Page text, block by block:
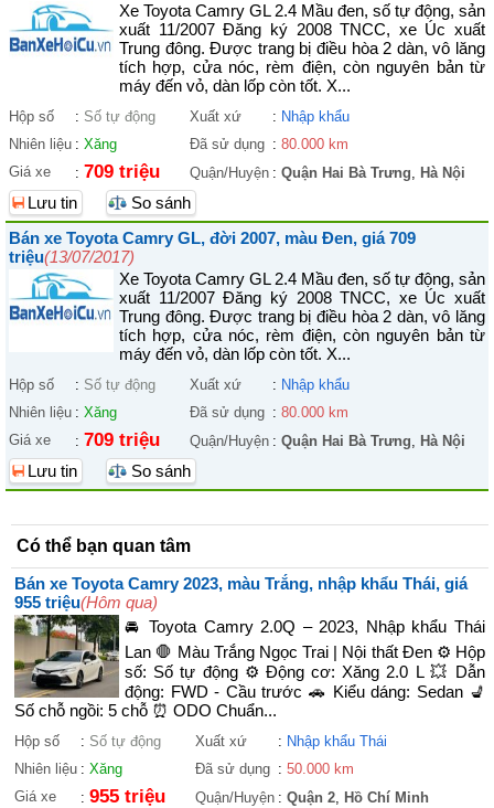
Xe Toyota Camry GL 2.4 Mầu đen, số tự động, sản
xuất 11/2007 Đăng ký 2008 TNCC, xe Úc xuất
Trung đông. Được trang bị điều hòa 2 dàn, vô lăng
tích hợp, cửa nóc, rèm điện, còn nguyên bản từ
máy đến vỏ, dàn lốp còn tốt. X...
Hộp số : Số tự động Xuất xứ : Nhập khẩu
Nhiên liệu : Xăng Đã sử dụng : 80.000 km
Giá xe
: 709 triệu Quận/Huyện : Quận Hai Bà Trưng, Hà Nội
Lưu tin
So sánh
Bán xe Toyota Camry GL, đời 2007, màu Đen, giá 709
triệu(13/07/2017)
Xe Toyota Camry GL 2.4 Mầu đen, số tự động, sản
xuất 11/2007 Đăng ký 2008 TNCC, xe Úc xuất
Trung đông. Được trang bị điều hòa 2 dàn, vô lăng
tích hợp, cửa nóc, rèm điện, còn nguyên bản từ
máy đến vỏ, dàn lốp còn tốt. X...
Hộp số : Số tự động Xuất xứ : Nhập khẩu
Nhiên liệu : Xăng Đã sử dụng : 80.000 km
Giá xe
: 709 triệu Quận/Huyện : Quận Hai Bà Trưng, Hà Nội
Lưu tin So sánh
Có thể bạn quan tâm
Bán xe Toyota Camry 2023, màu Trắng, nhập khẩu Thái, giá
955 triệu(Hôm qua)
🚘 Toyota Camry 2.0Q – 2023, Nhập khẩu Thái
Lan 🛑 Màu Trắng Ngọc Trai | Nội thất Đen ⚙️ Hộp
số: Số tự động ⚙️ Động cơ: Xăng 2.0 L 💥 Dẫn
động: FWD - Cầu trước 🚗 Kiểu dáng: Sedan 💺
Số chỗ ngồi: 5 chỗ ⏰ ODO Chuẩn...
Hộp số : Số tự động Xuất xứ : Nhập khẩu Thái
Nhiên liệu : Xăng Đã sử dụng : 50.000 km
Giá xe
: 955 triệu Quận/Huyện : Quận 2, Hồ Chí Minh